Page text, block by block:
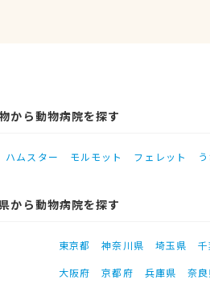
から動物病院を探す
ハムスター モルモット フェレット
から動物病院を探す
東京都 神奈川県 埼玉県
大阪府 京都府 兵庫県 奈